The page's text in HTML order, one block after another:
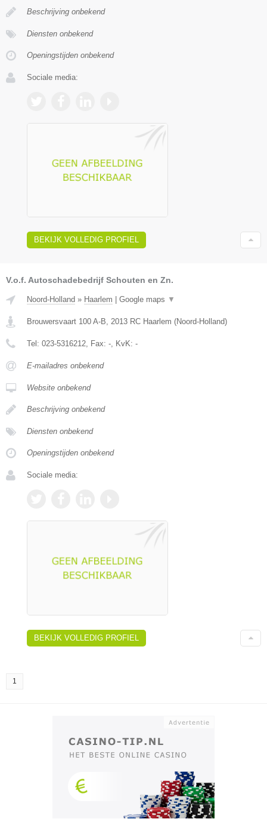
Beschrijving onbekend
Diensten onbekend
Openingstijden onbekend
Sociale media:
BEKIJK VOLLEDIG PROFIEL
V.o.f. Autoschadebedrijf Schouten en Zn.
Noord-Holland » Haarlem Google maps ▼
Brouwersvaart 100 A-B, 2013 RC Haarlem (Noord-Holland)
Tel: 023-5316212, Fax: -, KvK: -
E-mailadres onbekend
Website onbekend
Beschrijving onbekend
Diensten onbekend
Openingstijden onbekend
Sociale media:
BEKIJK VOLLEDIG PROFIEL
1